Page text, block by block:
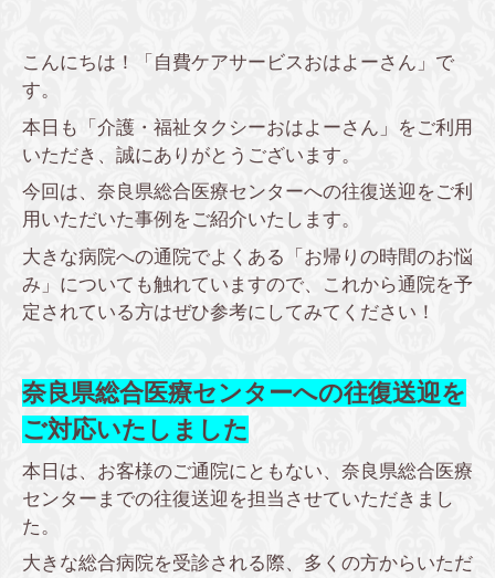
こんにちは！「自費ケアサービスおはよーさん」で
す。
本日も「介護・福祉タクシーおはよーさん」をご利用
いただき、誠にありがとうございます。
今回は、奈良県総合医療センターへの往復送迎をご利
用いただいた事例をご紹介いたします。
大きな病院への通院でよくある「お帰りの時間のお悩
み」についても触れていますので、これから通院を予
定されている方はぜひ参考にしてみてください！
奈良県総合医療センターへの往復送迎を
ご対応いたしました
本日は、お客様のご通院にともない、奈良県総合医療
センターまでの往復送迎を担当させていただきまし
た。
大きな総合病院を受診される際、多くの方からいただ